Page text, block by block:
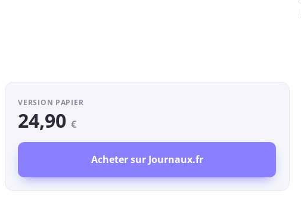
VERSION PAPIER
24,90€
Acheter sur Journaux.fr